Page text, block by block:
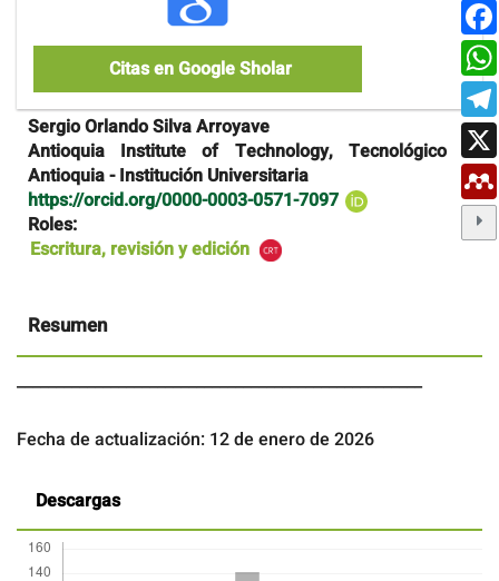
Citas en Google Sholar
Contenido
principal
del
artículo
Sergio Orlando Silva Arroyave
Antioquia Institute of Technology, Tecnológico de
Antioquia - Institución Universitaria
https://orcid.org/0000-0003-0571-7097
Roles:
Escritura, revisión y edición
Resumen
____________________________________________________
Fecha de actualización: 12 de enero de 2026
Descargas